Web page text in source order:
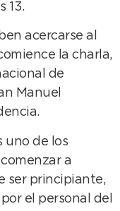
13.
acercarse al
la charla,
de
Manuel
uno de los
a
ser principiante,
el personal del